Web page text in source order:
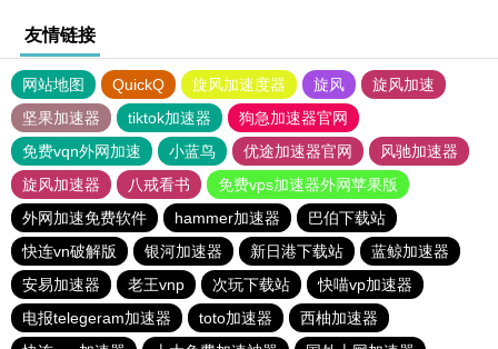
友情链接
网站地图 QuickQ 旋风加速度器 旋风
旋风加速
坚果加速器
tiktok加速器
狗急加速器官网
免费vqn外网加速
小蓝鸟 优途加速器官网
风驰加速器
旋风加速器
八戒看书
免费vps加速器外网苹果版
外网加速免费软件
hammer加速器
巴伯下载站
快连vn破解版
银河加速器 新日港下载站
蓝鲸加速器
安易加速器
老王vnp 次玩下载站
快喵vp加速器
电报telegeram加速器
toto加速器
西柚加速器